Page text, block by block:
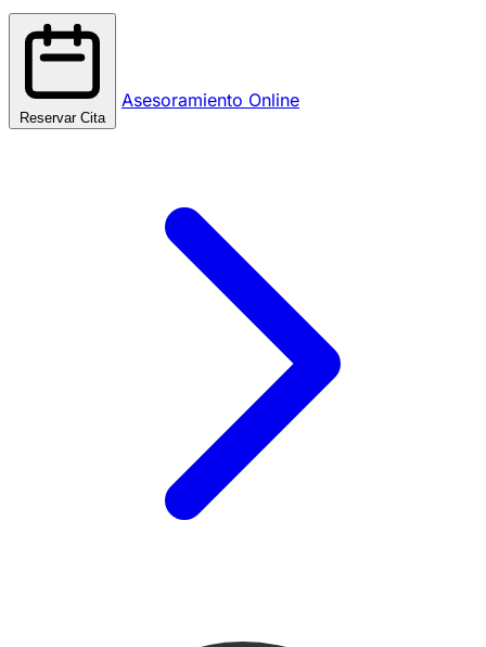
Reservar Cita
Asesoramiento Online